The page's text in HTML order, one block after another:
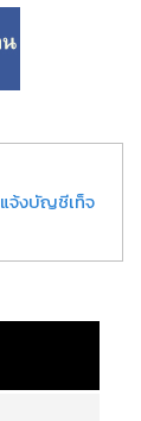
แจ้งบัญชีเท็จ